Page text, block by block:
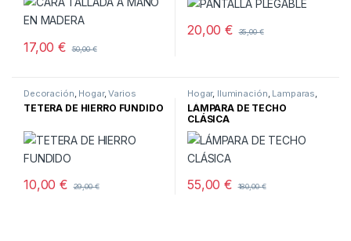
17,00€ 50,00€
20,00€ 35,00€
Decoración, Hogar,Varios
TETERA DE HIERRO FUNDIDO
10,00€ 29,00€
Hogar, Iluminación, Lamparas,
Techo
LÁMPARA DE TECHO
CLÁSICA
55,00€ 180,00€